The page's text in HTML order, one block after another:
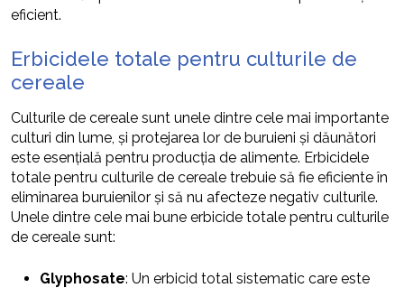
eficient.
Erbicidele totale pentru culturile de
cereale
Culturile de cereale sunt unele dintre cele mai importante
culturi din lume, și protejarea lor de buruieni și dăunători
este esențială pentru producția de alimente. Erbicidele
totale pentru culturile de cereale trebuie să fie eficiente în
eliminarea buruienilor și să nu afecteze negativ culturile.
Unele dintre cele mai bune erbicide totale pentru culturile
de cereale sunt:
Glyphosate: Un erbicid total sistematic care este